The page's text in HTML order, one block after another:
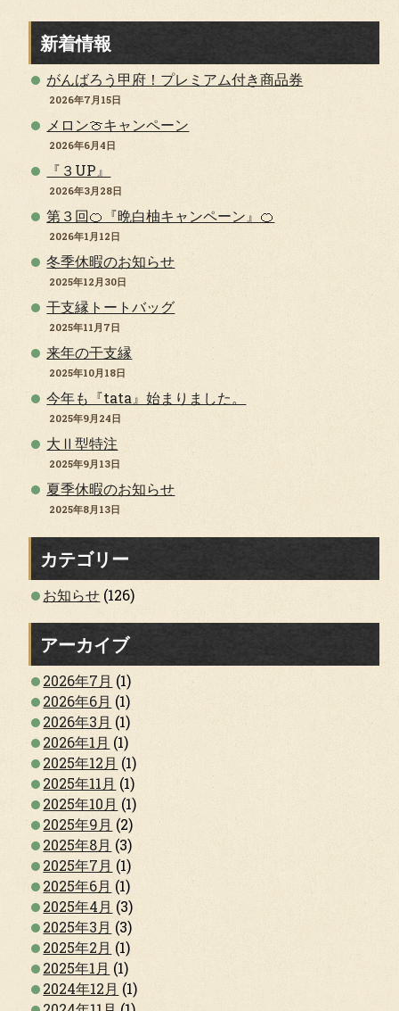
新着情報
がんばろう甲府！プレミアム付き商品券
2026年7月15日
メロン🍈キャンペーン
2026年6月4日
『３UP』
2026年3月28日
第３回🍊『晩白柚キャンペーン』🍊
2026年1月12日
冬季休暇のお知らせ
2025年12月30日
干支縁トートバッグ
2025年11月7日
来年の干支縁
2025年10月18日
今年も『tata』始まりました。
2025年9月24日
大Ⅱ型特注
2025年9月13日
夏季休暇のお知らせ
2025年8月13日
カテゴリー
お知らせ (126)
アーカイブ
2026年7月 (1)
2026年6月 (1)
2026年3月 (1)
2026年1月 (1)
2025年12月 (1)
2025年11月 (1)
2025年10月 (1)
2025年9月 (2)
2025年8月 (3)
2025年7月 (1)
2025年6月 (1)
2025年4月 (3)
2025年3月 (3)
2025年2月 (1)
2025年1月 (1)
2024年12月 (1)